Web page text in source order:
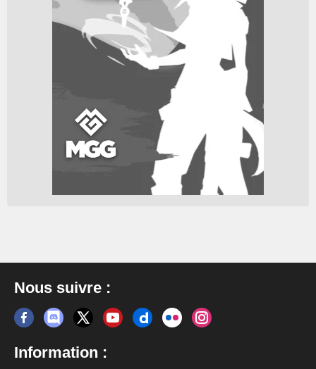
Nous suivre :
Information :